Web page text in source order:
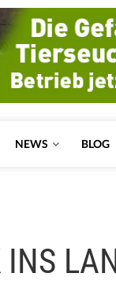
NEWS BLOG